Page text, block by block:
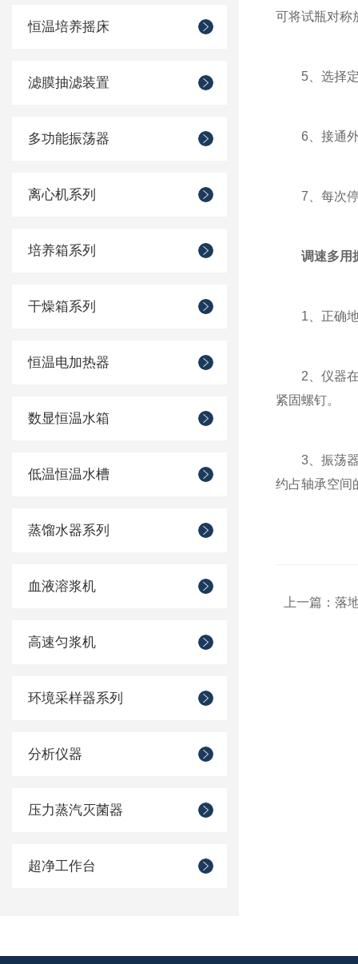
恒温培养摇床
滤膜抽滤装置
多功能振荡器
离心机系列
培养箱系列
干燥箱系列
恒温电加热器
数显恒温水箱
低温恒温水槽
蒸馏水器系列
血液溶浆机
高速匀浆机
环境采样器系列
分析仪器
压力蒸汽灭菌器
超净工作台
可将试瓶对称
5、选择定
6、接通外
7、每次停
调速多用
1、正确地
2、仪器在
紧固螺钉。
3、振荡器
约占轴承空间
上一篇： 落